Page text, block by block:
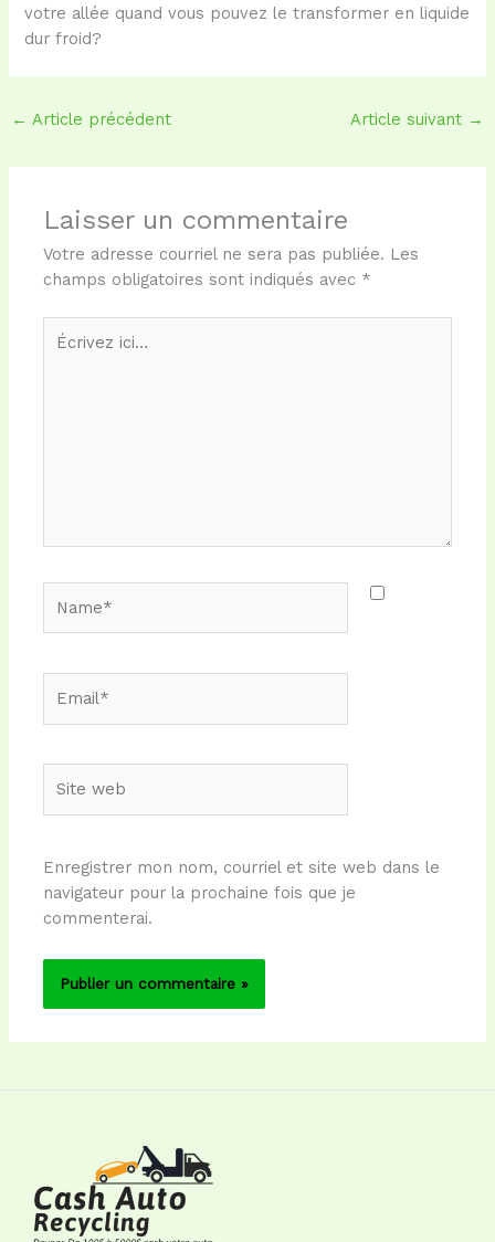
votre allée quand vous pouvez le transformer en liquide
dur froid?
← Article précédent Article suivant →
Laisser un commentaire
Votre adresse courriel ne sera pas publiée. Les
champs obligatoires sont indiqués avec *
Écrivez
ici…
web
Enregistrer mon nom, courriel et site web dans le
navigateur pour la prochaine fois que je
commenterai.